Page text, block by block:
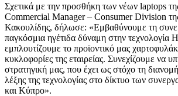
Σχετικά με την προσθήκη των νέων laptops
Commercial Manager – Consumer Division
Κακουλίδης, δήλωσε: «Εμβαθύνουμε τη
παγκόσμια ηγέτιδα δύναμη στην τεχνολογία
εμπλουτίζουμε το προϊοντικό μας
κυκλοφορίες της εταιρείας. Συνεχίζουμε να
στρατηγική μας, που έχει ως στόχο τη
λέξης της τεχνολογίας στο δίκτυο των
και Κύπρο».